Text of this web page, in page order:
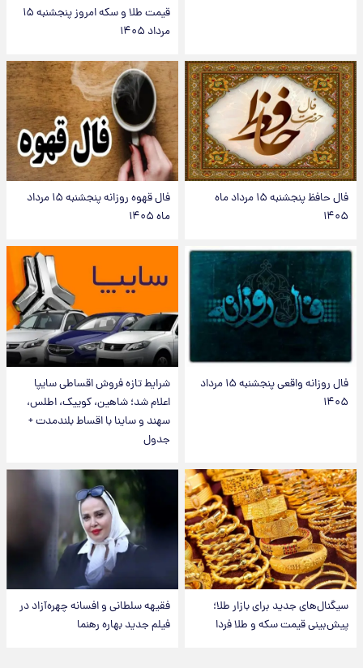
قیمت طلا و سکه امروز پنجشنبه ۱۵
مرداد ۱۴۰۵
فال حافظ پنجشنبه ۱۵ مرداد ماه
۱۴۰۵
فال قهوه روزانه پنجشنبه ۱۵ مرداد
ماه ۱۴۰۵
فال روزانه واقعی پنجشنبه ۱۵ مرداد
۱۴۰۵
شرایط تازه فروش اقساطی سایپا
اعلام شد؛ شاهین، کوییک، اطلس،
سهند و ساینا با اقساط بلندمدت +
جدول
سیگنال‌های جدید برای بازار طلا؛
پیش‌بینی قیمت سکه و طلا فردا
فقیهه سلطانی و افسانه چهره‌آزاد در
فیلم جدید بهاره رهنما